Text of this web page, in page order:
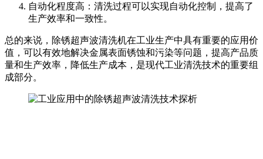
自动化程度高：清洗过程可以实现自动化控制，提高了
生产效率和一致性。
总的来说，除锈超声波清洗机在工业生产中具有重要的应用价
值，可以有效地解决金属表面锈蚀和污染等问题，提高产品质
量和生产效率，降低生产成本，是现代工业清洗技术的重要组
成部分。